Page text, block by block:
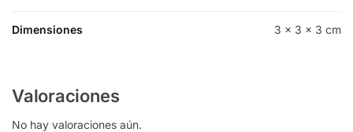
Dimensiones 3 × 3 × 3 cm
Valoraciones
No hay valoraciones aún.